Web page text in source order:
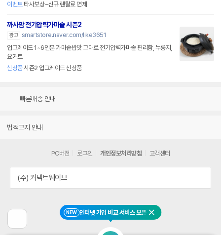
NEW 인터넷 가입 비교 서비스 오픈 닫기
이벤트타사보상~신규 렌탈료 면제
까사맘 전기압력가마솥 시즌2
광고 smartstore.naver.com/like3651
업그레이드 1~6인분 가마솥밥맛 그대로 전기압력가마솥 편리함, 누룽지,
요거트
신상품시즌2 업그레이드 신상품
빠른배송 안내
법적고지 안내
전
PC버전 로그인 개인정보처리방침 고객센터
(주) 커넥트웨이브